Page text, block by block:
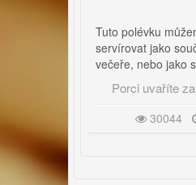
Tuto polévku můžeme
servírovat jako součást lehké
večeře, nebo jako svačinku. V
Porci uvaříte za 20 Kč
30 minut